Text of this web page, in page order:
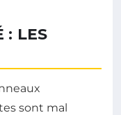
: LES
sont mal